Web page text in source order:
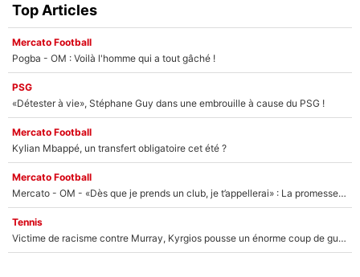
Top Articles
Mercato Football
Pogba - OM : Voilà l'homme qui a tout gâché !
PSG
«Détester à vie», Stéphane Guy dans une embrouille à cause du PSG !
Mercato Football
Kylian Mbappé, un transfert obligatoire cet été ?
Mercato Football
Mercato - OM - «Dès que je prends un club, je t’appellerai» : La promesse de Marcelino au moment de claquer la porte
Tennis
Victime de racisme contre Murray, Kyrgios pousse un énorme coup de gueule !